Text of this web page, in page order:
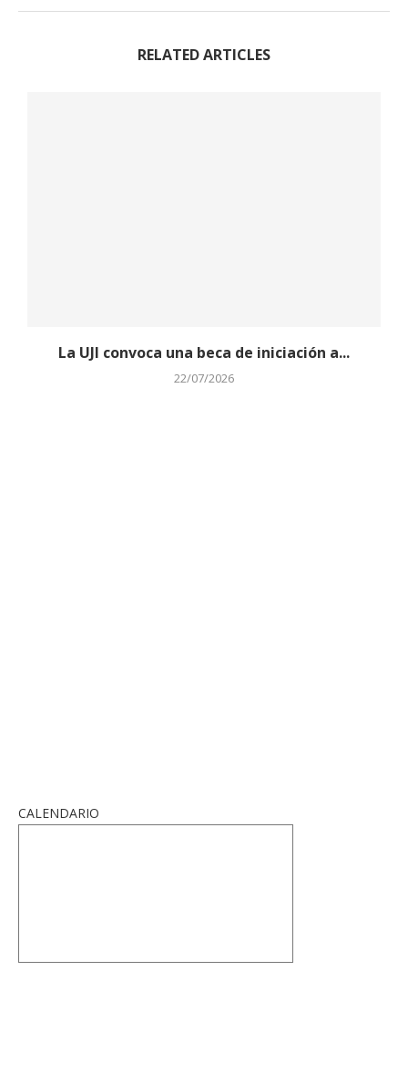
RELATED ARTICLES
La UJI convoca una beca de iniciación a...
22/07/2026
CALENDARIO